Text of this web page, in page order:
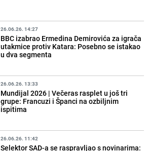
26.06.26. 14:27
BBC izabrao Ermedina Demirovića za igrača
utakmice protiv Katara: Posebno se istakao
u dva segmenta
26.06.26. 13:33
Mundijal 2026 | Večeras rasplet u još tri
grupe: Francuzi i Španci na ozbiljnim
ispitima
26.06.26. 11:42
Selektor SAD-a se raspravljao s novinarima: